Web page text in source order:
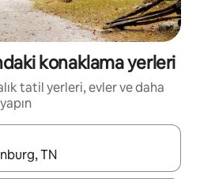
konaklama yerleri
tatil yerleri, evler ve daha
yukarı ve aşağı oklarıyla